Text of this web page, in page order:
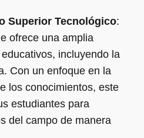
Superior Tecnológico:
ofrece una amplia
incluyendo la
Con un enfoque en la
los conocimientos, este
estudiantes para
del campo de manera